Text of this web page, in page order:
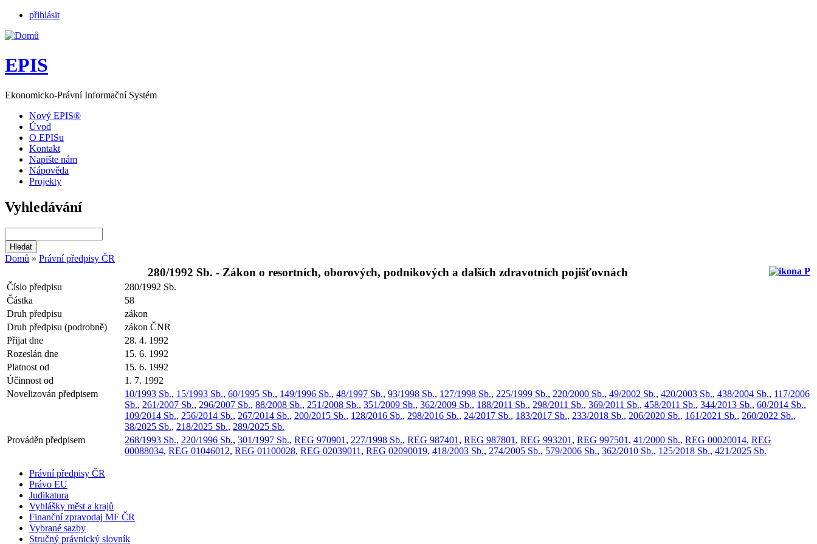
přihlásit
EPIS
Ekonomicko-Právní Informační Systém
Nový EPIS®
Úvod
O EPISu
Kontakt
Napište nám
Nápověda
Projekty
Vyhledávání
Domů » Právní předpisy ČR
280/1992 Sb. - Zákon o resortních, oborových, podnikových a dalších zdravotních pojišťovnách
Číslo předpisu
280/1992 Sb.
Částka
58
Druh předpisu
zákon
Druh předpisu (podrobně)
zákon ČNR
Přijat dne
28. 4. 1992
Rozeslán dne
15. 6. 1992
Platnost od
15. 6. 1992
Účinnost od
1. 7. 1992
Novelizován předpisem
10/1993 Sb., 15/1993 Sb., 60/1995 Sb., 149/1996 Sb., 48/1997 Sb., 93/1998 Sb., 127/1998 Sb., 225/1999 Sb., 220/2000 Sb., 49/2002 Sb., 420/2003 Sb., 438/2004 Sb., 117/2006
Sb., 261/2007 Sb., 296/2007 Sb., 88/2008 Sb., 251/2008 Sb., 351/2009 Sb., 362/2009 Sb., 188/2011 Sb., 298/2011 Sb., 369/2011 Sb., 458/2011 Sb., 344/2013 Sb., 60/2014 Sb.,
109/2014 Sb., 256/2014 Sb., 267/2014 Sb., 200/2015 Sb., 128/2016 Sb., 298/2016 Sb., 24/2017 Sb., 183/2017 Sb., 233/2018 Sb., 206/2020 Sb., 161/2021 Sb., 260/2022 Sb.,
38/2025 Sb., 218/2025 Sb., 289/2025 Sb.
Prováděn předpisem
268/1993 Sb., 220/1996 Sb., 301/1997 Sb., REG 970901 , 227/1998 Sb., REG 987401 , REG 987801 , REG 993201 , REG 997501 , 41/2000 Sb., REG 00020014, REG
00088034, REG 01046012, REG 01100028, REG 02039011 , REG 02090019, 418/2003 Sb., 274/2005 Sb., 579/2006 Sb., 362/2010 Sb., 125/2018 Sb., 421/2025 Sb.
Právní předpisy ČR
Právo EU
Judikatura
Vyhlášky měst a krajů
Finanční zpravodaj MF ČR
Vybrané sazby
Stručný právnický slovník